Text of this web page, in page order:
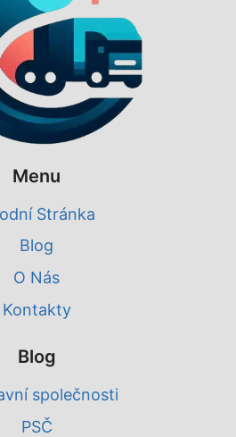
Menu
Stránka
Blog
O Nás
Kontakty
Blog
společnosti
PSČ